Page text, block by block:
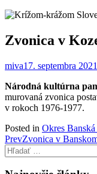
Zvonica v
miva17. septembra 2021
Národná kultúrna
murovaná zvonica
v rokoch 1976-1977.
Posted in Okres
Post
navigation
PrevZvonica v
Hľadať: